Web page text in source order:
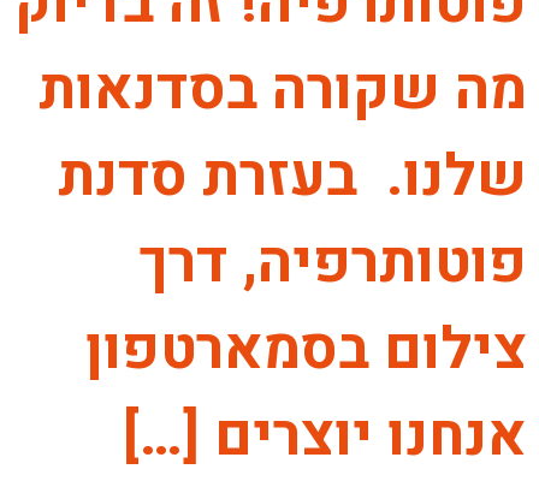
מה שקורה בסדנאות
שלנו. בעזרת סדנת
פוטותרפיה, דרך
צילום בסמארטפון
אנחנו יוצרים […]